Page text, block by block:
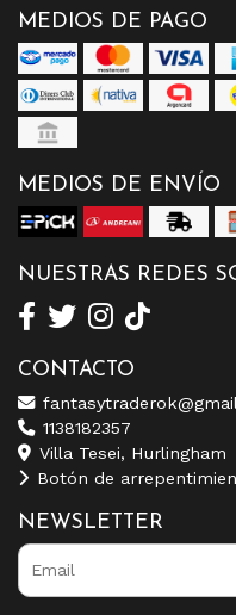
MEDIOS DE PAGO
MEDIOS DE ENVÍO
NUESTRAS REDES
CONTACTO
1138182357
Villa Tesei, Hurlingham
Botón de
NEWSLETTER